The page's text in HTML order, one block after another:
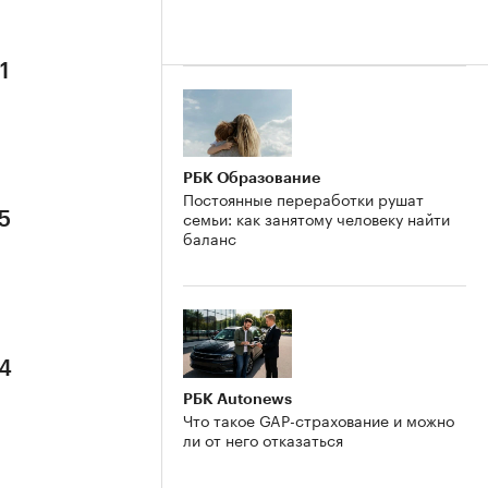
РБК Образование
Постоянные переработки рушат
семьи: как занятому человеку найти
баланс
РБК Autonews
Что такое GAP-страхование и можно
ли от него отказаться